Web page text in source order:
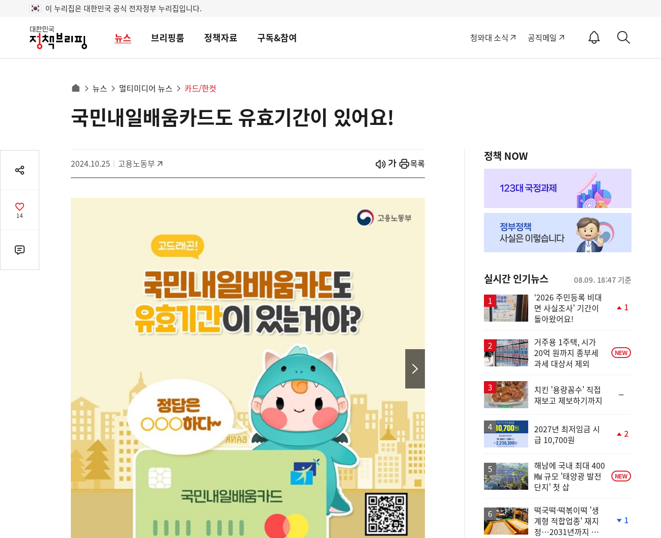
이 누리집은 대한민국 공식 전자정부 누리집입니다.
대
민
뉴스 브리핑룸 정책자료 구독&참여 청와대 소식 공직메일
알
ON
세
동
경
로
으
로
뉴스 멀티미디어 뉴스 카드/한컷
영
역공
기
공
감
14
댓
글
국민내일배움카드도 유효기간이 있어요!
2024.10.25 고용노동부 시작
열기 목록
정책 NOW
실시간 인기뉴스 08.09. 18:47 기준
'2026 주민등록 비대
면 사실조사' 기간이
돌아왔어요!
1
거주용 1주택, 시가
20억 원까지 종부세
과세 대상서 제외
NEW
치킨 '용량꼼수' 직접
재보고 제보하기까지
2027년 최저임금 시
급 10,700원
2
해남에 국내 최대 400
㎿ 규모 '태양광 발전
단지' 첫 삽
NEW
떡국떡·떡볶이떡 '생
계형 적합업종' 재지
정…2031년까지 보
1